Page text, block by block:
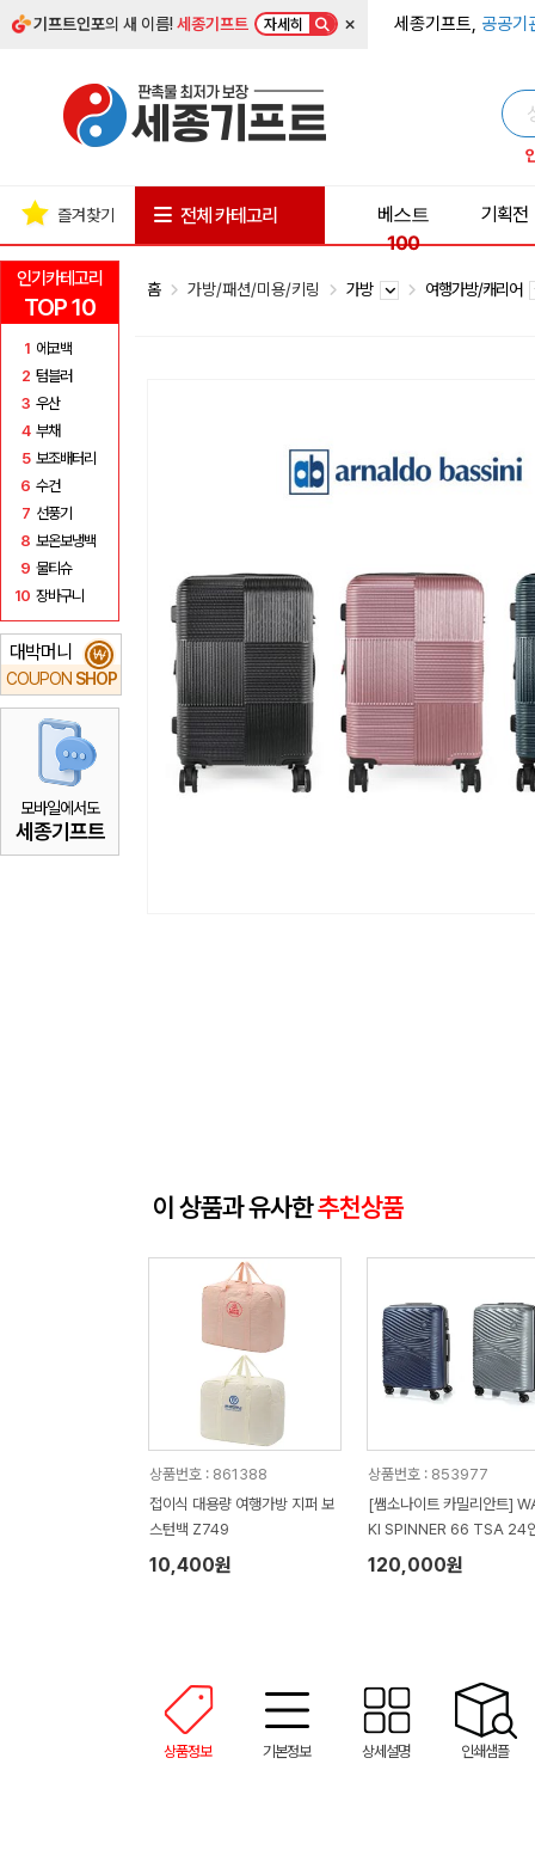
기프트인포의 새 이름!세종기프트 자세히 × 세종기프트, 공공기
인기카테고리
TOP 10
1 에코백
2 텀블러
3 우산
4 부채
5 보조배터리
6 수건
7 선풍기
8 보온보냉백
9 물티슈
10 장바구니
대박머니
COUPON SHOP
₩
모바일에서도
세종기프트
즐겨찾기 전체 카테고리
베스트
100
기획전
홈 가방/패션/미용/키링 가방 여행가방/캐리어
이 상품과 유사한추천상품
상품번호 : 861388
접이식 대용량 여행가방 지퍼 보
스턴백 Z749
10,400원
상품번호 : 853977
[쌤소나이트 카밀리안트]
KI SPINNER 66 TSA 24인치
화물용 캐리어
120,000원
상품정보 기본정보 상세설명 인쇄샘플